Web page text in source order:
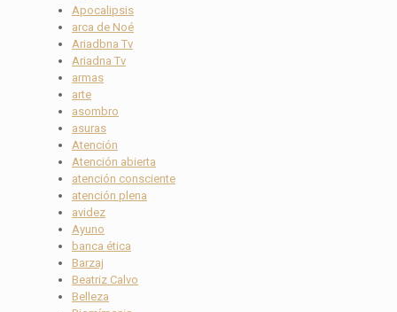
Apocalipsis
arca de Noé
Ariadbna Tv
Ariadna Tv
armas
arte
asombro
asuras
Atención
Atención abierta
atención consciente
atención plena
avidez
Ayuno
banca ética
Barzaj
Beatriz Calvo
Belleza